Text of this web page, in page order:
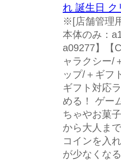
れ 誕生日 ク
※[店舗管理
本体のみ：
a09277】【
ャラクシー/
ップ/＋ギフ
ギフト対応
める！ ゲー
ちゃやお菓
から大人ま
コインを入
が少なくな